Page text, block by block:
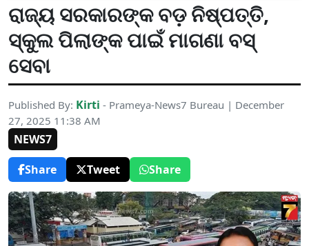
ରାଜ୍ୟ ସରକାରଙ୍କ ବଡ଼ ନିଷ୍ପତ୍ତି,
ସ୍କୁଲ ପିଲାଙ୍କ ପାଇଁ ମାଗଣା ବସ୍
ସେବା
Published By: Kirti - Prameya-News7 Bureau | December
27, 2025 11:38 AM
NEWS7
Share
Tweet Share